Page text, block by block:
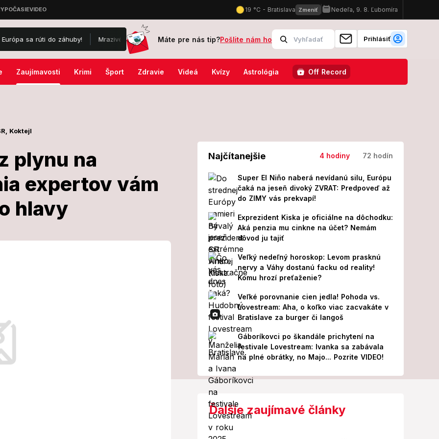
do záhuby! Mrazivé slová syna o stave ex-prezidenta Bidena: Krutá choroba sa šíri ďalej, opísal nepredstaviteľnú bolesť!
Máte pre nás tip?Pošlite nám ho Prihlásiť
Zaujímavosti Krimi Šport Zdravie Videá Kvízy Astrológia Off Record
Koktejl
plynu na
expertov vám
hlavyz plynu
ruský plyn do svojich sankcií voči
aj tak drasticky obmedzil dodávky
Najčítanejšie 4 hodiny 72 hodín
Super El Niño naberá nevídanú silu, Európu
čaká na jeseň divoký ZVRAT: Predpoveď až
do ZIMY vás prekvapí!
Exprezident Kiska je oficiálne na dôchodku:
Aká penzia mu cinkne na účet? Nemám
dôvod ju tajiť
Veľký nedeľný horoskop: Levom prasknú
nervy a Váhy dostanú facku od reality!
Komu hrozí preťaženie?
Veľké porovnanie cien jedla! Pohoda vs.
Lovestream: Aha, o koľko viac zacvakáte v
Bratislave za burger či langoš
Gáboríkovci po škandále prichytení na
festivale Lovestream: Ivanka sa zabávala
na plné obrátky, no Majo... Pozrite VIDEO!
Ďalšie zaujímavé články